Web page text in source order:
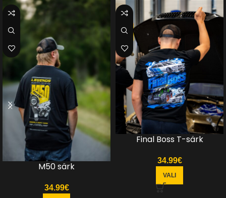
M50 särk
34.99€
Final Boss T-särk
34.99€
VALI